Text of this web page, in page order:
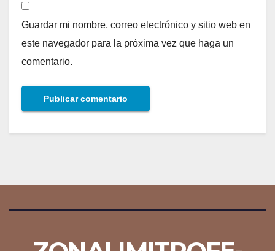
Guardar mi nombre, correo electrónico y sitio web en
este navegador para la próxima vez que haga un
comentario.